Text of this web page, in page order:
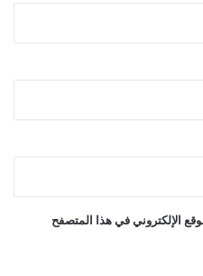
الإلكتروني في هذا المتصفح